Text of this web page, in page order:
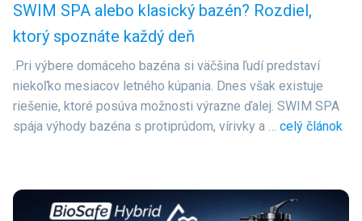
SWIM SPA alebo klasický bazén? Rozdiel,
ktorý spoznáte každý deň
.Pri výbere domáceho bazéna si väčšina ľudí predstaví
niekoľko mesiacov letného kúpania. Dnes však existuje
riešenie, ktoré posúva možnosti výrazne ďalej. SWIM SPA
spája výhody bazéna s protiprúdom, vírivky a … celý článok